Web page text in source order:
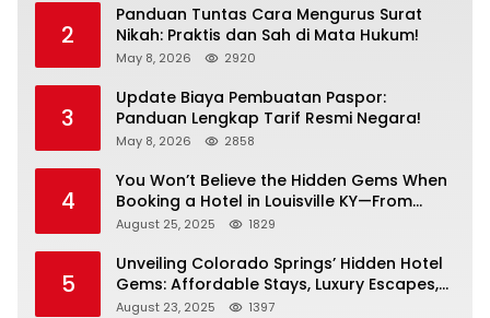
2
Panduan Tuntas Cara Mengurus Surat
Nikah: Praktis dan Sah di Mata Hukum!
May 8, 2026 2920
3
Update Biaya Pembuatan Paspor:
Panduan Lengkap Tarif Resmi Negara!
May 8, 2026 2858
4
You Won’t Believe the Hidden Gems When
Booking a Hotel in Louisville KY—From
Cheap to Luxe!
August 25, 2025 1829
5
Unveiling Colorado Springs’ Hidden Hotel
Gems: Affordable Stays, Luxury Escapes,
and Everything In Between!
August 23, 2025 1397